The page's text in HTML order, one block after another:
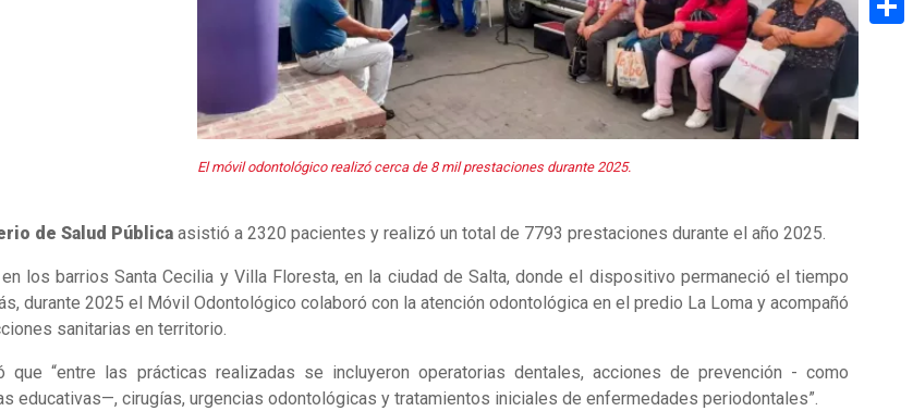
El móvil odontológico realizó cerca de 8 mil prestaciones durante 2025.
de Salud Públicaasistió a 2320 pacientes y realizó un total de 7793 prestaciones durante el año 2025.
los barrios Santa Cecilia y Villa Floresta, en la ciudad de Salta, donde el dispositivo permaneció el tiempo
durante 2025 el Móvil Odontológico colaboró con la atención odontológica en el predio La Loma y acompañó
sanitarias en territorio.
que “entre las prácticas realizadas se incluyeron operatorias dentales, acciones de prevención - como
educativas—, cirugías, urgencias odontológicas y tratamientos iniciales de enfermedades periodontales”.